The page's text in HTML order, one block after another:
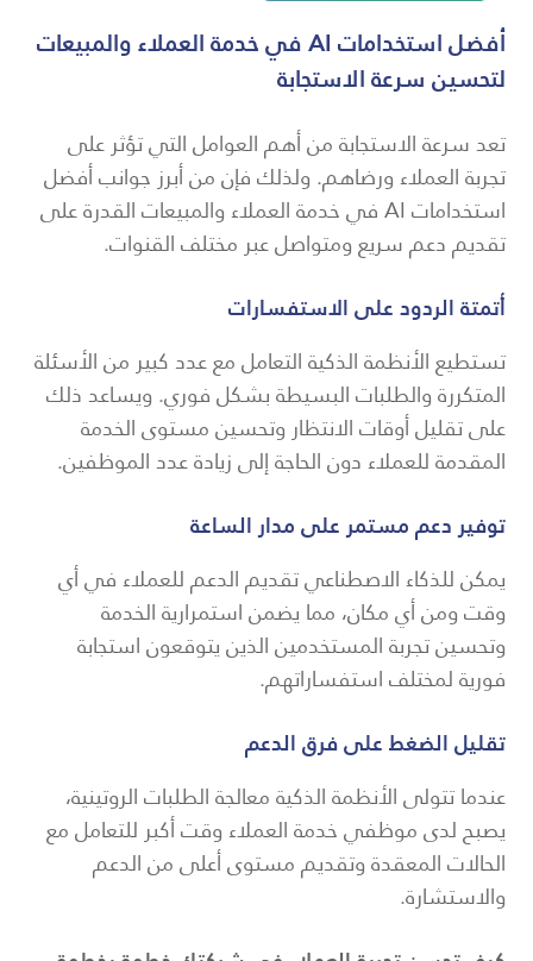
أفضل استخدامات AI في خدمة العملاء والمبيعات
لتحسين سرعة الاستجابة
تعد سرعة الاستجابة من أهم العوامل التي تؤثر على
تجربة العملاء ورضاهم. ولذلك فإن من أبرز جوانب أفضل
استخدامات AI في خدمة العملاء والمبيعات القدرة على
تقديم دعم سريع ومتواصل عبر مختلف القنوات.
أتمتة الردود على الاستفسارات
تستطيع الأنظمة الذكية التعامل مع عدد كبير من الأسئلة
المتكررة والطلبات البسيطة بشكل فوري. ويساعد ذلك
على تقليل أوقات الانتظار وتحسين مستوى الخدمة
المقدمة للعملاء دون الحاجة إلى زيادة عدد الموظفين.
توفير دعم مستمر على مدار الساعة
يمكن للذكاء الاصطناعي تقديم الدعم للعملاء في أي
وقت ومن أي مكان، مما يضمن استمرارية الخدمة
وتحسين تجربة المستخدمين الذين يتوقعون استجابة
فورية لمختلف استفساراتهم.
تقليل الضغط على فرق الدعم
عندما تتولى الأنظمة الذكية معالجة الطلبات الروتينية،
يصبح لدى موظفي خدمة العملاء وقت أكبر للتعامل مع
الحالات المعقدة وتقديم مستوى أعلى من الدعم
والاستشارة.